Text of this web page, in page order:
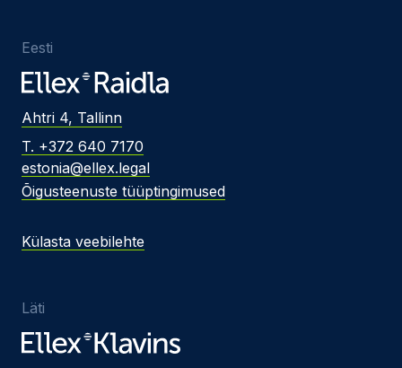
Eesti
Ahtri 4, Tallinn
T. +372 640 7170
estonia@ellex.legal
Õigusteenuste tüüptingimused
Külasta veebilehte
Läti